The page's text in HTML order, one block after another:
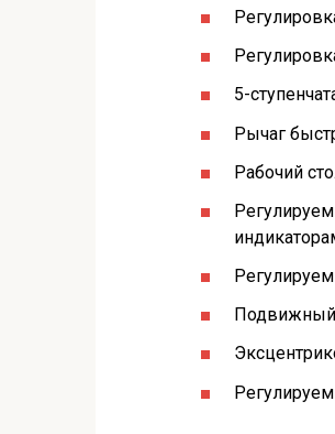
5-
Рычаг
Рабочий
Подвижный